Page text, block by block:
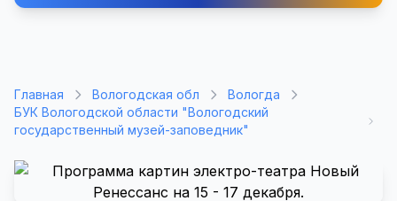
Главная Вологодская обл
Вологда
БУК Вологодской области "Вологодский
государственный музей-заповедник"